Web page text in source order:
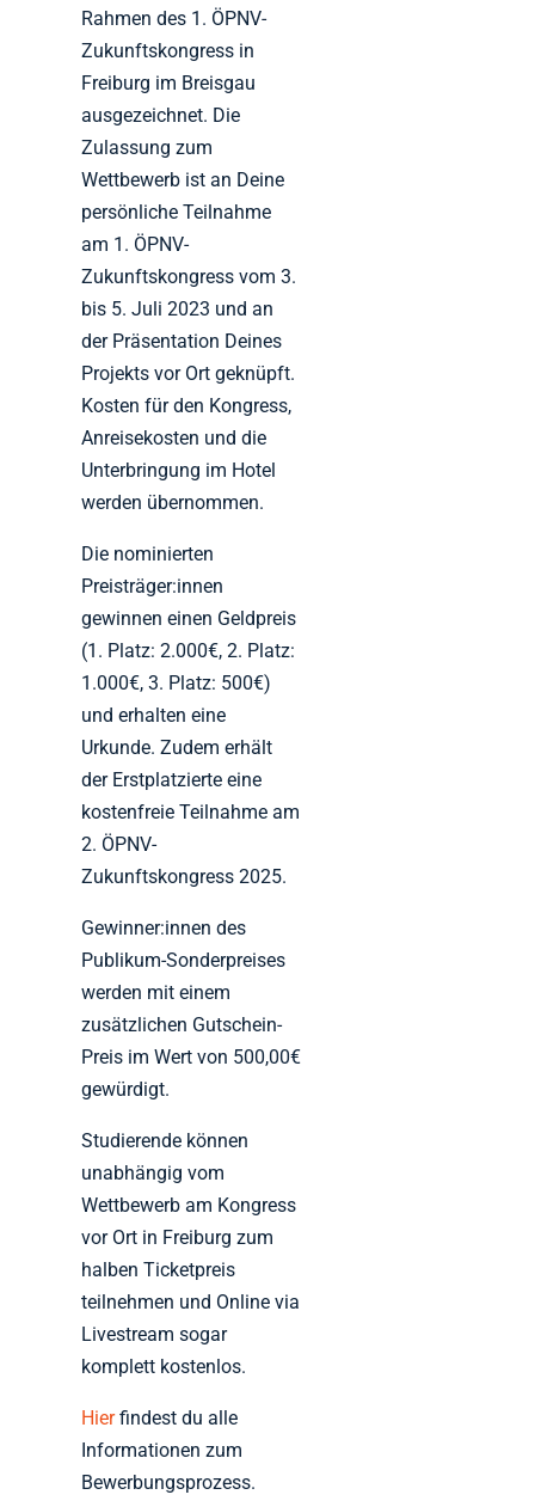
Rahmen des 1. ÖPNV-
Zukunftskongress in
Freiburg im Breisgau
ausgezeichnet. Die
Zulassung zum
Wettbewerb ist an Deine
persönliche Teilnahme
am 1. ÖPNV-
Zukunftskongress vom 3.
bis 5. Juli 2023 und an
der Präsentation Deines
Projekts vor Ort geknüpft.
Kosten für den Kongress,
Anreisekosten und die
Unterbringung im Hotel
werden übernommen.
Die nominierten
Preisträger:innen
gewinnen einen Geldpreis
(1. Platz: 2.000€, 2. Platz:
1.000€, 3. Platz: 500€)
und erhalten eine
Urkunde. Zudem erhält
der Erstplatzierte eine
kostenfreie Teilnahme am
2. ÖPNV-
Zukunftskongress 2025.
Gewinner:innen des
Publikum-Sonderpreises
werden mit einem
zusätzlichen Gutschein-
Preis im Wert von 500,00€
gewürdigt.
Studierende können
unabhängig vom
Wettbewerb am Kongress
vor Ort in Freiburg zum
halben Ticketpreis
teilnehmen und Online via
Livestream sogar
komplett kostenlos.
Hierfindest du alle
Informationen zum
Bewerbungsprozess.